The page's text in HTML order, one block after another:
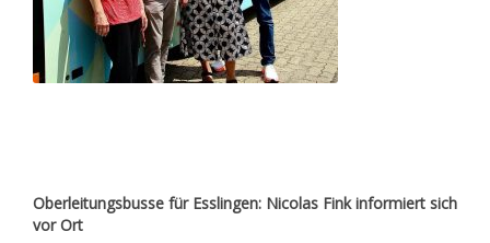
Oberleitungsbusse für Esslingen: Nicolas Fink informiert sich
vor Ort